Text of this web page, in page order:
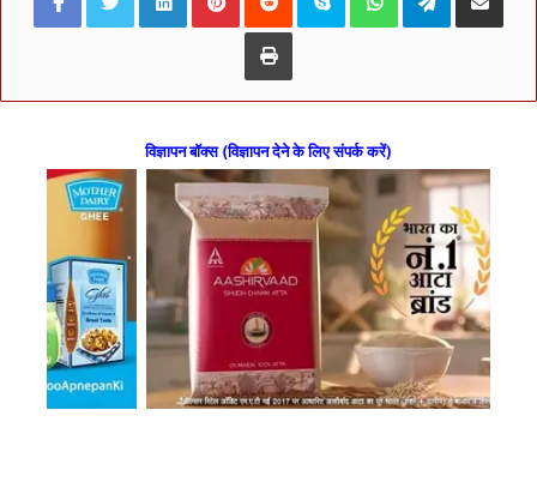
Print
विज्ञापन बॉक्स (विज्ञापन देने के लिए संपर्क करें)